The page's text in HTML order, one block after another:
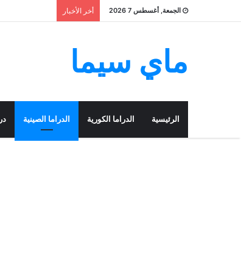
الجمعة, أغسطس 7 2026 أخر الأخبار
ماي سيما
الرئيسية الدراما الكورية الدراما الصينية